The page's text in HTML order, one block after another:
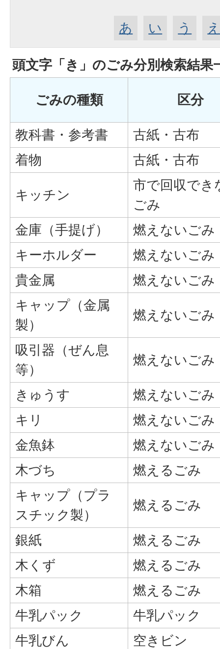
あ い う
頭文字「き 」のごみ分別検索結果
ごみの種類 区分
教科書・参考書
古紙・古布
着物
古紙・古布
キッチン
市で回収でき
ごみ
金庫（手提げ）
燃えないごみ
キーホルダー
燃えないごみ
貴金属
燃えないごみ
キャップ（金属
製）
燃えないごみ
吸引器（ぜん息
等）
燃えないごみ
きゅうす
燃えないごみ
キリ
燃えないごみ
金魚鉢
燃えないごみ
木づち
燃えるごみ
キャップ（プラ
スチック製）
燃えるごみ
銀紙
燃えるごみ
木くず
燃えるごみ
木箱
燃えるごみ
牛乳パック
牛乳パック
牛乳びん
空きビン